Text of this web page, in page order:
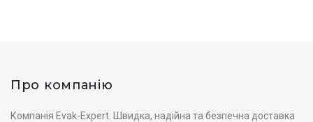
Про компанію
Компанія Evak-Expert. Швидка, надійна та безпечна доставка